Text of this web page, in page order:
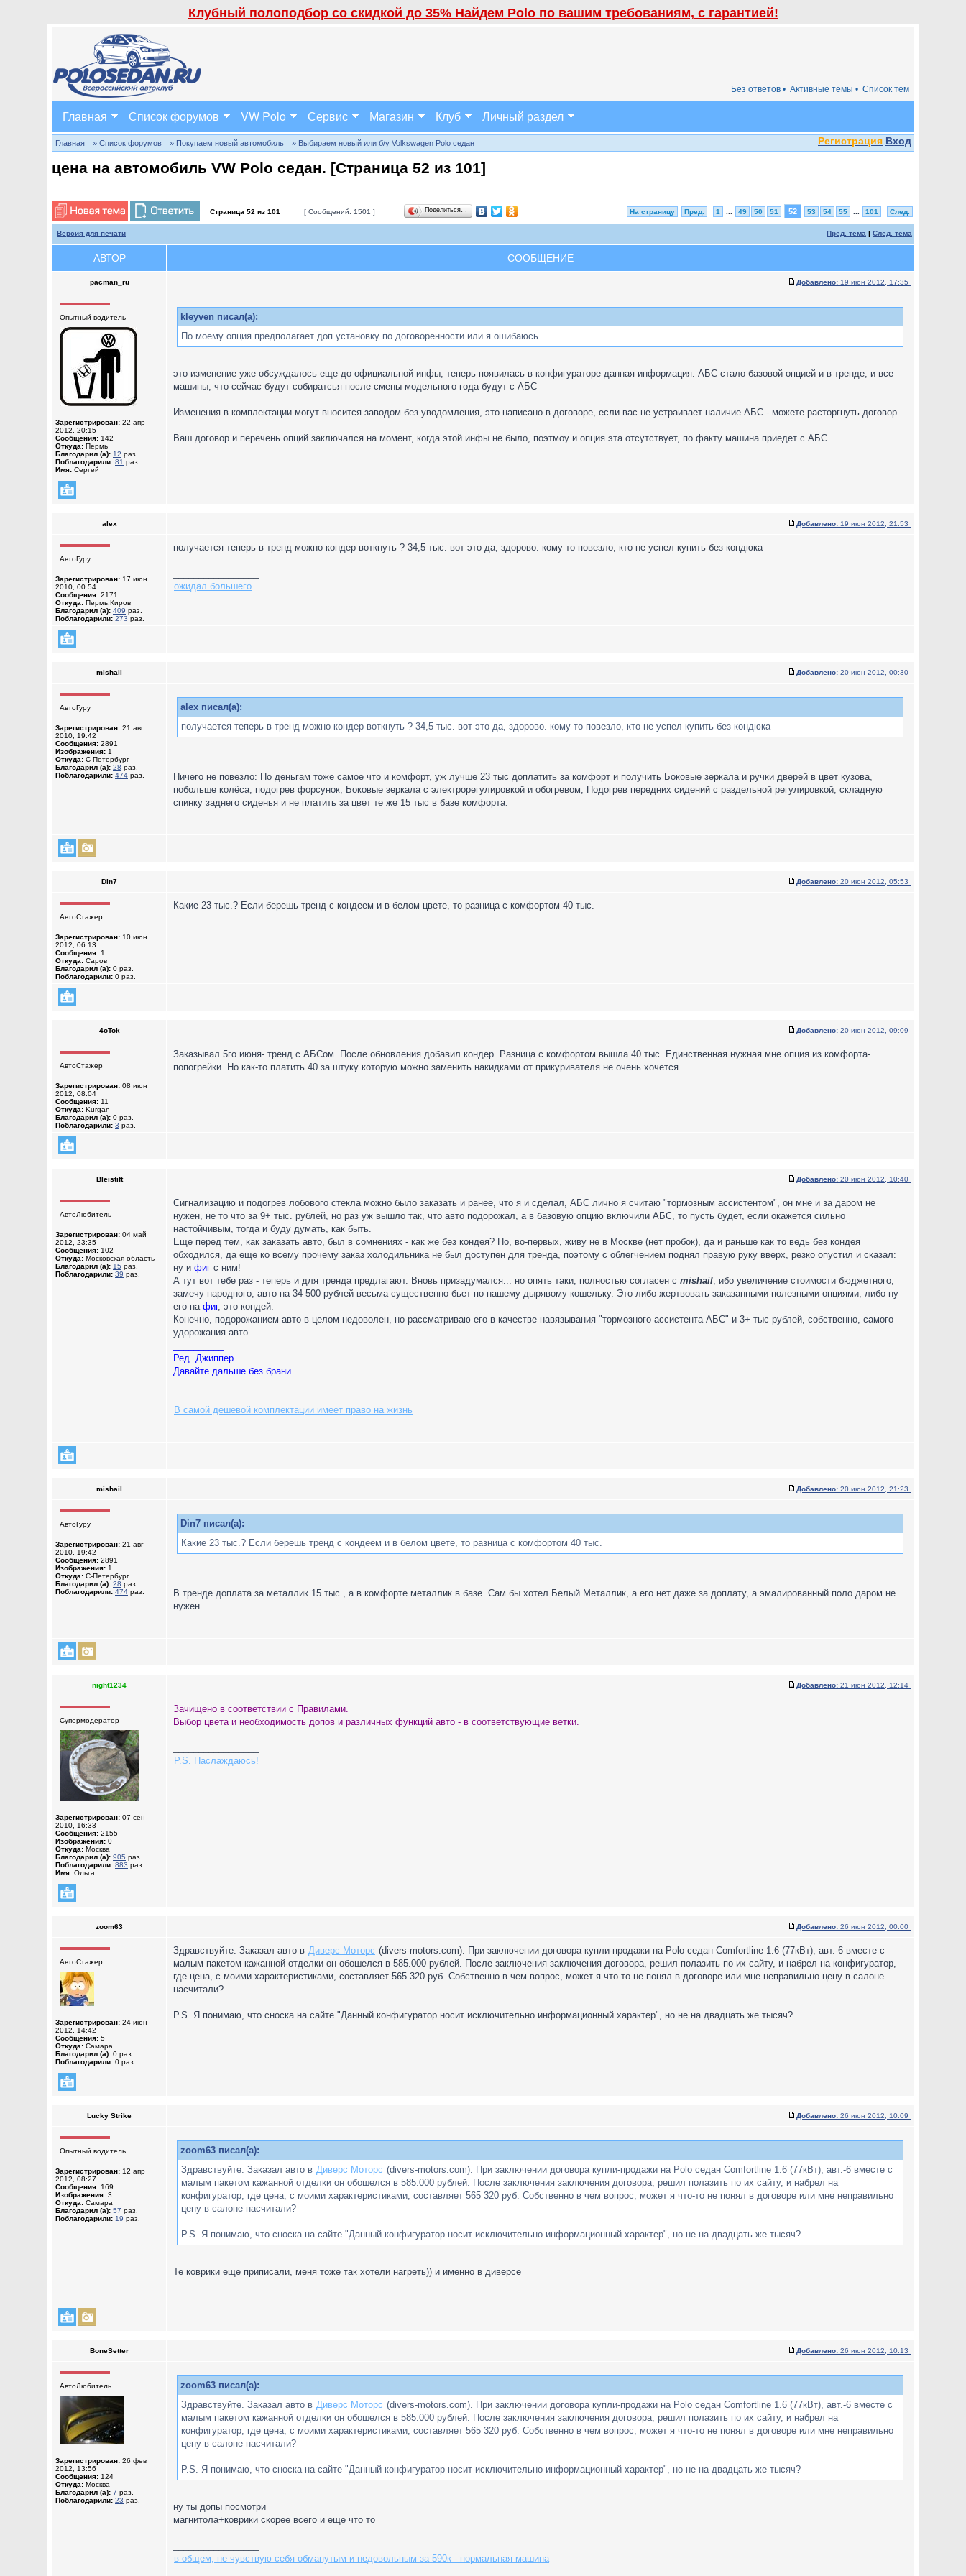
Клубный полоподбор со скидкой до 35% Найдем Polo по вашим требованиям, с гарантией!
Список тем
Активные темы •
Без ответов •
Главная Список форумов VW Polo Сервис Магазин Клуб Личный раздел
Регистрация Вход
Главная » Список форумов » Покупаем новый автомобиль » Выбираем новый или б/у Volkswagen Polo седан
цена на автомобиль VW Polo седан. [Страница 52 из 101]
Страница 52 из 101 [ Сообщений: 1501 ] Поделиться… На страницу Пред. 1 49 50 51 52 53 54 55 101 След.
Версия для печати Пред. тема | След. тема
АВТОР СООБЩЕНИЕ
pacman_ru Добавлено: 19 июн 2012, 17:35
Опытный водитель
Зарегистрирован: 22 апр
2012, 20:15
Сообщения: 142
Откуда: Пермь
Благодарил (а): 12 раз.
Поблагодарили: 81 раз.
Имя: Сергей
kleyven писал(а):
По моему опция предполагает доп установку по договоренности или я ошибаюсь....
это изменение уже обсуждалось еще до официальной инфы, теперь появилась в конфигураторе данная информация. АБС стало базовой опцией и в тренде, и все
машины, что сейчас будут собиратсья после смены модельного года будут с АБС
Изменения в комплектации могут вносится заводом без уводомления, это написано в договоре, если вас не устраивает наличие АБС - можете расторгнуть договор.
Ваш договор и перечень опций заключался на момент, когда этой инфы не было, поэтмоу и опция эта отсутствует, по факту машина приедет с АБС
alex Добавлено: 19 июн 2012, 21:53
АвтоГуру
Зарегистрирован: 17 июн
2010, 00:54
Сообщения: 2171
Откуда: Пермь,Киров
Благодарил (а): 409 раз.
Поблагодарили: 273 раз.
получается теперь в тренд можно кондер воткнуть ? 34,5 тыс. вот это да, здорово. кому то повезло, кто не успел купить без кондюка
ожидал большего
mishail Добавлено: 20 июн 2012, 00:30
АвтоГуру
Зарегистрирован: 21 авг
2010, 19:42
Сообщения: 2891
Изображения: 1
Откуда: С-Петербург
Благодарил (а): 28 раз.
Поблагодарили: 474 раз.
alex писал(а):
получается теперь в тренд можно кондер воткнуть ? 34,5 тыс. вот это да, здорово. кому то повезло, кто не успел купить без кондюка
Ничего не повезло: По деньгам тоже самое что и комфорт, уж лучше 23 тыс доплатить за комфорт и получить Боковые зеркала и ручки дверей в цвет кузова,
побольше колёса, подогрев форсунок, Боковые зеркала с электрорегулировкой и обогревом, Подогрев передних сидений с раздельной регулировкой, складную
спинку заднего сиденья и не платить за цвет те же 15 тыс в базе комфорта.
Din7 Добавлено: 20 июн 2012, 05:53
АвтоСтажер
Зарегистрирован: 10 июн
2012, 06:13
Сообщения: 1
Откуда: Саров
Благодарил (а): 0 раз.
Поблагодарили: 0 раз.
Какие 23 тыс.? Если берешь тренд с кондеем и в белом цвете, то разница с комфортом 40 тыс.
4oTok Добавлено: 20 июн 2012, 09:09
АвтоСтажер
Зарегистрирован: 08 июн
2012, 08:04
Сообщения: 11
Откуда: Kurgan
Благодарил (а): 0 раз.
Поблагодарили: 3 раз.
Заказывал 5го июня- тренд с АБСом. После обновления добавил кондер. Разница с комфортом вышла 40 тыс. Единственная нужная мне опция из комфорта-
попогрейки. Но как-то платить 40 за штуку которую можно заменить накидками от прикуривателя не очень хочется
Bleistift Добавлено: 20 июн 2012, 10:40
АвтоЛюбитель
Зарегистрирован: 04 май
2012, 23:35
Сообщения: 102
Откуда: Московская область
Благодарил (а): 15 раз.
Поблагодарили: 39 раз.
Сигнализацию и подогрев лобового стекла можно было заказать и ранее, что я и сделал, АБС лично я считаю "тормозным ассистентом", он мне и за даром не
нужен, не то что за 9+ тыс. рублей, но раз уж вышло так, что авто подорожал, а в базовую опцию включили АБС, то пусть будет, если окажется сильно
настойчивым, тогда и буду думать, как быть.
Еще перед тем, как заказать авто, был в сомнениях - как же без кондея? Но, во-первых, живу не в Москве (нет пробок), да и раньше как то ведь без кондея
обходился, да еще ко всему прочему заказ холодильника не был доступен для тренда, поэтому с облегчением поднял правую руку вверх, резко опустил и сказал:
ну и фиг с ним!
А тут вот тебе раз - теперь и для тренда предлагают. Вновь призадумался... но опять таки, полностью согласен с mishail, ибо увеличение стоимости бюджетного,
замечу народного, авто на 34 500 рублей весьма существенно бьет по нашему дырявому кошельку. Это либо жертвовать заказанными полезными опциями, либо ну
его на фиг, это кондей.
Конечно, подорожанием авто в целом недоволен, но рассматриваю его в качестве навязывания "тормозного ассистента АБС" и 3+ тыс рублей, собственно, самого
удорожания авто.
Ред. Джиппер.
Давайте дальше без брани
В самой дешевой комплектации имеет право на жизнь
mishail Добавлено: 20 июн 2012, 21:23
АвтоГуру
Зарегистрирован: 21 авг
2010, 19:42
Сообщения: 2891
Изображения: 1
Откуда: С-Петербург
Благодарил (а): 28 раз.
Поблагодарили: 474 раз.
Din7 писал(а):
Какие 23 тыс.? Если берешь тренд с кондеем и в белом цвете, то разница с комфортом 40 тыс.
В тренде доплата за металлик 15 тыс., а в комфорте металлик в базе. Сам бы хотел Белый Металлик, а его нет даже за доплату, а эмалированный поло даром не
нужен.
night1234 Добавлено: 21 июн 2012, 12:14
Супермодератор
Зарегистрирован: 07 сен
2010, 16:33
Сообщения: 2155
Изображения: 0
Откуда: Москва
Благодарил (а): 905 раз.
Поблагодарили: 883 раз.
Имя: Ольга
Зачищено в соответствии с Правилами.
Выбор цвета и необходимость допов и различных функций авто - в соответствующие ветки.
P.S. Наслаждаюсь!
zoom63 Добавлено: 26 июн 2012, 00:00
АвтоСтажер
Зарегистрирован: 24 июн
2012, 14:42
Сообщения: 5
Откуда: Самара
Благодарил (а): 0 раз.
Поблагодарили: 0 раз.
Здравствуйте. Заказал авто в Диверс Моторс (divers-motors.com). При заключении договора купли-продажи на Polo седан Comfortline 1.6 (77кВт), авт.-6 вместе с
малым пакетом кажанной отделки он обошелся в 585.000 рублей. После заключения заключения договора, решил полазить по их сайту, и набрел на конфигуратор,
где цена, с моими характеристиками, составляет 565 320 руб. Собственно в чем вопрос, может я что-то не понял в договоре или мне неправильно цену в салоне
насчитали?
P.S. Я понимаю, что сноска на сайте "Данный конфигуратор носит исключительно информационный характер", но не на двадцать же тысяч?
Lucky Strike Добавлено: 26 июн 2012, 10:09
Опытный водитель
Зарегистрирован: 12 апр
2012, 08:27
Сообщения: 169
Изображения: 3
Откуда: Самара
Благодарил (а): 57 раз.
Поблагодарили: 19 раз.
zoom63 писал(а):
Здравствуйте. Заказал авто в Диверс Моторс (divers-motors.com). При заключении договора купли-продажи на Polo седан Comfortline 1.6 (77кВт), авт.-6 вместе с
малым пакетом кажанной отделки он обошелся в 585.000 рублей. После заключения заключения договора, решил полазить по их сайту, и набрел на
конфигуратор, где цена, с моими характеристиками, составляет 565 320 руб. Собственно в чем вопрос, может я что-то не понял в договоре или мне неправильно
цену в салоне насчитали?
P.S. Я понимаю, что сноска на сайте "Данный конфигуратор носит исключительно информационный характер", но не на двадцать же тысяч?
Те коврики еще приписали, меня тоже так хотели нагреть)) и именно в диверсе
BoneSetter Добавлено: 26 июн 2012, 10:13
АвтоЛюбитель
Зарегистрирован: 26 фев
2012, 13:56
Сообщения: 124
Откуда: Москва
Благодарил (а): 7 раз.
Поблагодарили: 23 раз.
zoom63 писал(а):
Здравствуйте. Заказал авто в Диверс Моторс (divers-motors.com). При заключении договора купли-продажи на Polo седан Comfortline 1.6 (77кВт), авт.-6 вместе с
малым пакетом кажанной отделки он обошелся в 585.000 рублей. После заключения заключения договора, решил полазить по их сайту, и набрел на
конфигуратор, где цена, с моими характеристиками, составляет 565 320 руб. Собственно в чем вопрос, может я что-то не понял в договоре или мне неправильно
цену в салоне насчитали?
P.S. Я понимаю, что сноска на сайте "Данный конфигуратор носит исключительно информационный характер", но не на двадцать же тысяч?
ну ты допы посмотри
магнитола+коврики скорее всего и еще что то
в общем, не чувствую себя обманутым и недовольным за 590к - нормальная машина